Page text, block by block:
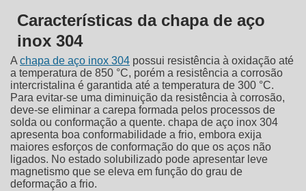
Características da chapa de aço
inox 304
Achapa de aço inox 304 possui resistência à oxidação até
a temperatura de 850 °C, porém a resistência a corrosão
intercristalina é garantida até a temperatura de 300 °C.
Para evitar-se uma diminuição da resistência à corrosão,
deve-se eliminar a carepa formada pelos processos de
solda ou conformação a quente. chapa de aço inox 304
apresenta boa conformabilidade a frio, embora exija
maiores esforços de conformação do que os aços não
ligados. No estado solubilizado pode apresentar leve
magnetismo que se eleva em função do grau de
deformação a frio.